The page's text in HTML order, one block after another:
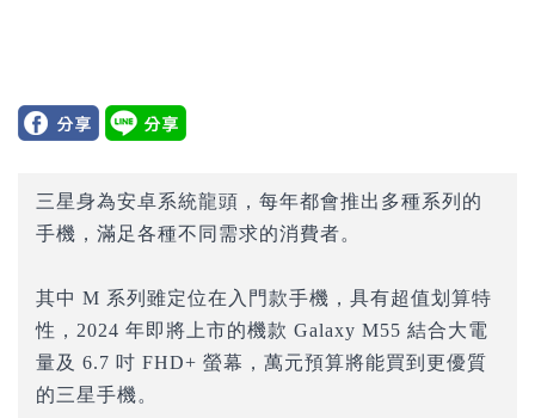
三星身為安卓系統龍頭，每年都會推出多種系列的
手機，滿足各種不同需求的消費者。
其中 M 系列雖定位在入門款手機，具有超值划算特
性，2024 年即將上市的機款 Galaxy M55 結合大電
量及 6.7 吋 FHD+ 螢幕，萬元預算將能買到更優質
的三星手機。